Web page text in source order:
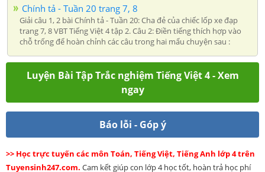
Chính tả - Tuần 20 trang 7, 8
Giải câu 1, 2 bài Chính tả - Tuần 20: Cha đẻ của chiếc lốp xe đạp
trang 7, 8 VBT Tiếng Việt 4 tập 2. Câu 2: Điền tiếng thích hợp vào
chỗ trống để hoàn chỉnh các câu trong hai mẩu chuyện sau :
Luyện Bài Tập Trắc nghiệm Tiếng Việt 4 - Xem
ngay
Báo lỗi - Góp ý
>> Học trực tuyến các môn Toán, Tiếng Việt, Tiếng Anh lớp 4 trên
Tuyensinh247.com. Cam kết giúp con lớp 4 học tốt, hoàn trả học phí